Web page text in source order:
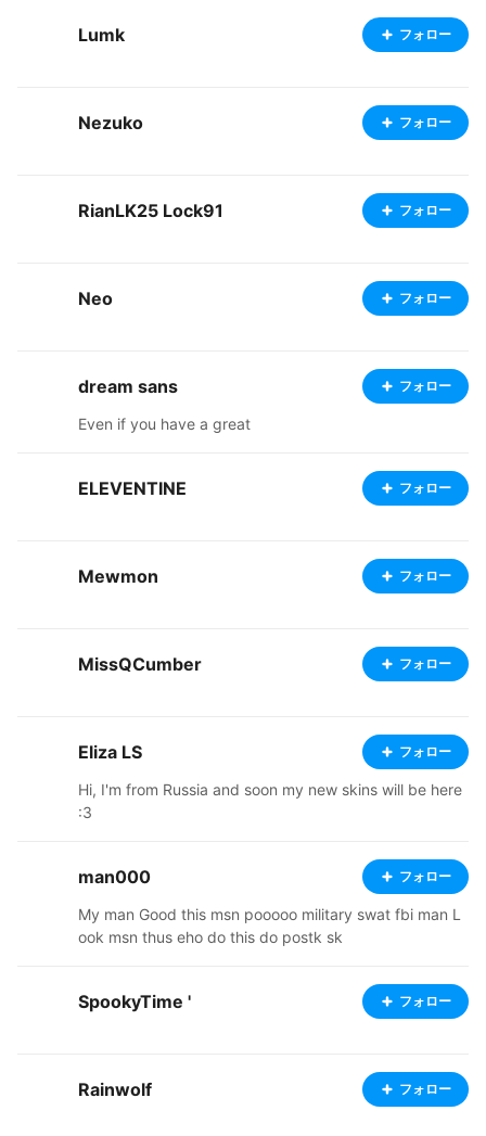
Lumk フォロー
Nezuko フォロー
RianLK25 Lock91 フォロー
Neo フォロー
dream sans フォロー
Even if you have a great
ELEVENTINE フォロー
Mewmon フォロー
MissQCumber フォロー
Eliza LS フォロー
Hi, I'm from Russia and soon my new skins will be here
:3
man000 フォロー
My man Good this msn pooooo military swat fbi man L
ook msn thus eho do this do postk sk
SpookyTime ' フォロー
Rainwolf フォロー